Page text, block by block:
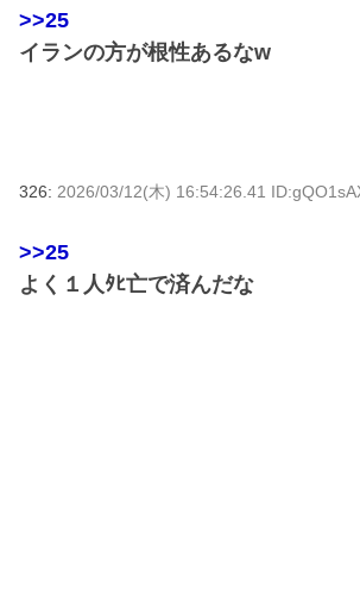
>>25
イランの方が根性あるなw
326: 2026/03/12(木) 16:54:26.41
>>25
よく１人ﾀﾋ亡で済んだな